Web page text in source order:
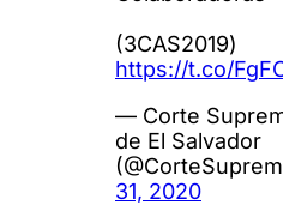
(3CAS2019)
https://t.co/
— Corte
de El Salvador
31, 2020